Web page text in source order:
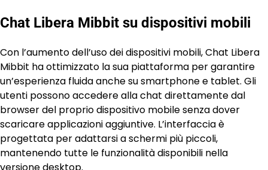
Chat Libera Mibbit su dispositivi mobili
Con l’aumento dell’uso dei dispositivi mobili, Chat Libera
Mibbit ha ottimizzato la sua piattaforma per garantire
un’esperienza fluida anche su smartphone e tablet. Gli
utenti possono accedere alla chat direttamente dal
browser del proprio dispositivo mobile senza dover
scaricare applicazioni aggiuntive. L’interfaccia è
progettata per adattarsi a schermi più piccoli,
mantenendo tutte le funzionalità disponibili nella
versione desktop.